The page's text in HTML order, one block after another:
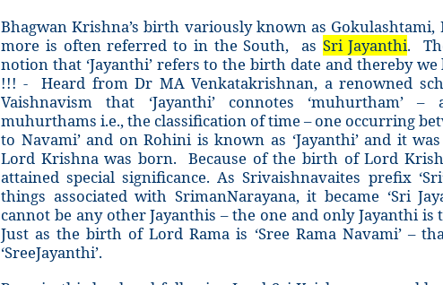
Bhagwan Krishna’s birth variously known as Gokulashtami,
more is often referred to in the South, as Sri Jayanthi.
notion that ‘Jayanthi’ refers to the birth date and thereby we
!!! - Heard from Dr MA Venkatakrishnan, a renowned
Vaishnavism that ‘Jayanthi’ connotes ‘muhurtham’
muhurthams i.e., the classification of time – one occurring
to Navami’ and on Rohini is known as ‘Jayanthi’ and it
Lord Krishna was born. Because of the birth of Lord
attained special significance. As Srivaishnavaites prefix
things associated with SrimanNarayana, it became ‘Sri
cannot be any other Jayanthis – the one and only Jayanthi
Just as the birth of Lord Rama is ‘Sree Rama Navami’ –
‘SreeJayanthi’.